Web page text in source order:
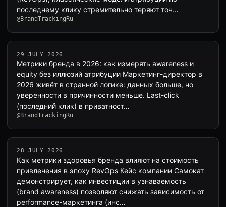
последнему клику стремительно теряют точ…
@BrandTrackingRu
29 JULY 2026
Метрики бренда в 2026: как измерять awareness и
equity без иллюзий атрибуции Маркетинг-директор в
2026 живёт в странной логике: данных больше, но
уверенности в причинности меньше. Last-click
(последний клик) в приватност…
@BrandTrackingRu
28 JULY 2026
Как метрики здоровья бренда влияют на стоимость
привлечения в эпоху RevOps Кейс компании Самокат
демонстрирует, как инвестиции в узнаваемость
(brand awareness) позволяют снижать зависимость от
performance-маркетинга (инс…